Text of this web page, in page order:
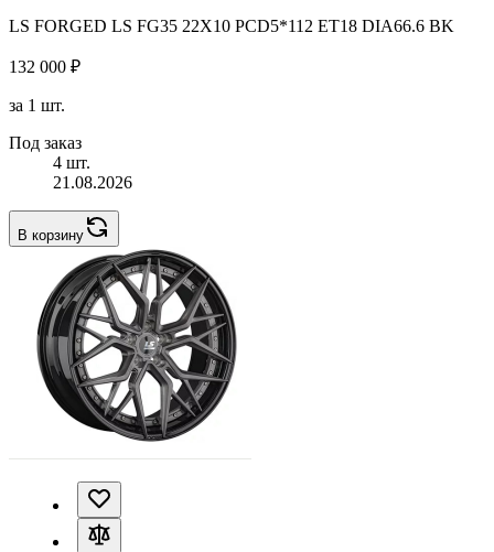
LS FORGED LS FG35 22X10 PCD5*112 ET18 DIA66.6 BK
132 000 ₽
за 1 шт.
Под заказ
4 шт.
21.08.2026
В корзину